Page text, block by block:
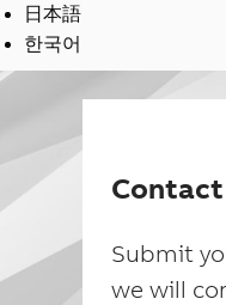
日本語
한국어
Submit
we will